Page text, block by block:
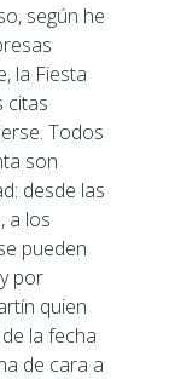
según he
la Fiesta
citas
Todos
son
desde las
a los
pueden
por
quien
la fecha
de cara a